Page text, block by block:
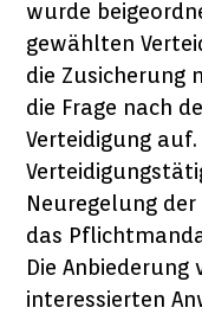
wurde
gewählten
die Zusicherung
die Frage nach
Verteidigung
Neuregelung
das
Die
interessierten